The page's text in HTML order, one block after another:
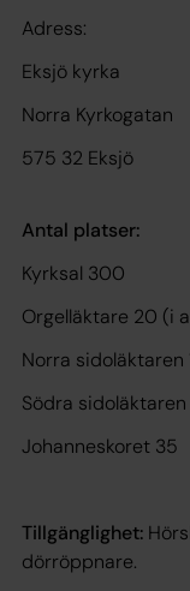
Adress:
Eksjö kyrka
Norra Kyrkogatan
575 32 Eksjö
Antal platser:
Kyrksal 300
Orgelläktare 20 (i
Norra sidoläktaren
Södra
Johanneskoret 35
Tillgänglighet:
dörröppnare.